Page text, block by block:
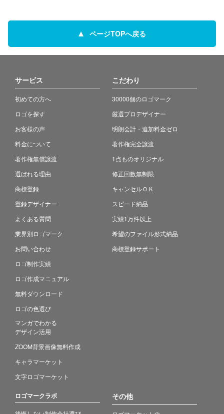
ページTOPへ戻る
サービス
初めての方へ
ロゴを探す
お客様の声
料金について
著作権無償譲渡
選ばれる理由
商標登録
登録デザイナー
よくある質問
業界別ロゴマーク
お問い合わせ
ロゴ制作実績
ロゴ作成マニュアル
無料ダウンロード
ロゴの色選び
マンガでわかる
デザイン活用
ZOOM背景画像無料作成
キャラマーケット
文字ロゴマーケット
こだわり
30000個のロゴマーク
厳選プロデザイナー
明朗会計・追加料金ゼロ
著作権完全譲渡
1点ものオリジナル
修正回数無制限
キャンセルＯＫ
スピード納品
実績1万件以上
希望のファイル形式納品
商標登録サポート
ロゴマークラボ その他